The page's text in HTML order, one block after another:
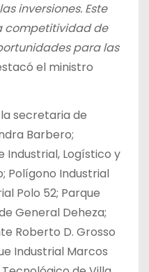
inversiones. Este
competitividad de
para las
el ministro
secretaria de
Barbero;
Industrial, Logístico y
Polígono Industrial
Polo 52; Parque
General Deheza;
Roberto D. Grosso
Industrial Marcos